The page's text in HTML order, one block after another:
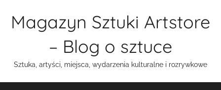
Magazyn Sztuki Artstore
– Blog o sztuce
Sztuka, artyści, miejsca, wydarzenia kulturalne i rozrywkowe